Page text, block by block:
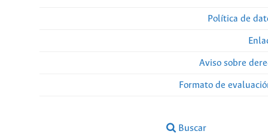
Política de
Aviso sobre
Formato de
Buscar